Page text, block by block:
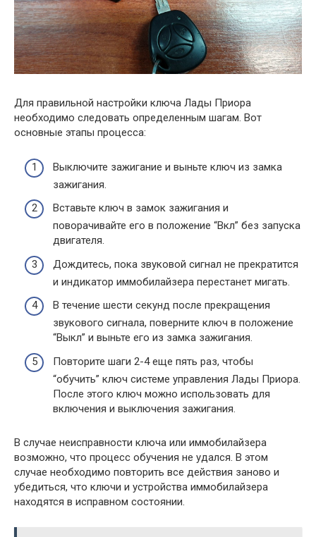
Для правильной настройки ключа Лады Приора
необходимо следовать определенным шагам. Вот
основные этапы процесса:
Выключите зажигание и выньте ключ из замка
зажигания.
Вставьте ключ в замок зажигания и
поворачивайте его в положение “Вкл” без запуска
двигателя.
Дождитесь, пока звуковой сигнал не прекратится
и индикатор иммобилайзера перестанет мигать.
В течение шести секунд после прекращения
звукового сигнала, поверните ключ в положение
“Выкл” и выньте его из замка зажигания.
Повторите шаги 2-4 еще пять раз, чтобы
“обучить” ключ системе управления Лады Приора.
После этого ключ можно использовать для
включения и выключения зажигания.
В случае неисправности ключа или иммобилайзера
возможно, что процесс обучения не удался. В этом
случае необходимо повторить все действия заново и
убедиться, что ключи и устройства иммобилайзера
находятся в исправном состоянии.